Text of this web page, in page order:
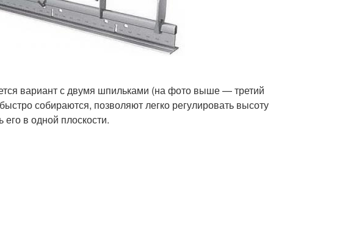
вариант с двумя шпильками (на фото выше — третий
собираются, позволяют легко регулировать высоту
его в одной плоскости.